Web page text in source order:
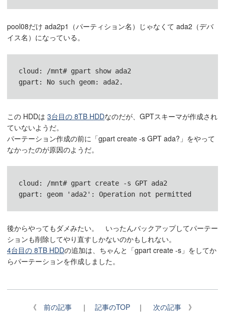
pool08だけ ada2p1（パーティション名）じゃなくて ada2（デバ
イス名）になっている。
cloud: /mnt# gpart show ada2
gpart: No such geom: ada2.
この HDDは 3台目の 8TB HDDなのだが、GPTスキーマが作成され
ていないようだ。
パーテーション作成の前に「gpart create -s GPT ada?」をやって
なかったのが原因のようだ。
cloud: /mnt# gpart create -s GPT ada2
gpart: geom 'ada2': Operation not permitted
後からやってもダメみたい。 いったんバックアップしてパーテー
ションも削除してやり直すしかないのかもしれない。
4台目の 8TB HDDの追加は、ちゃんと「gpart create -s」をしてか
らパーテーションを作成しました。
《 前の記事 ｜ 記事のTOP ｜ 次の記事 》